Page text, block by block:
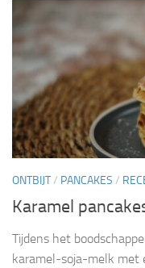
ONTBIJT/ PANCAKES /
Karamel
Tijdens het
karamel-soja-melk met